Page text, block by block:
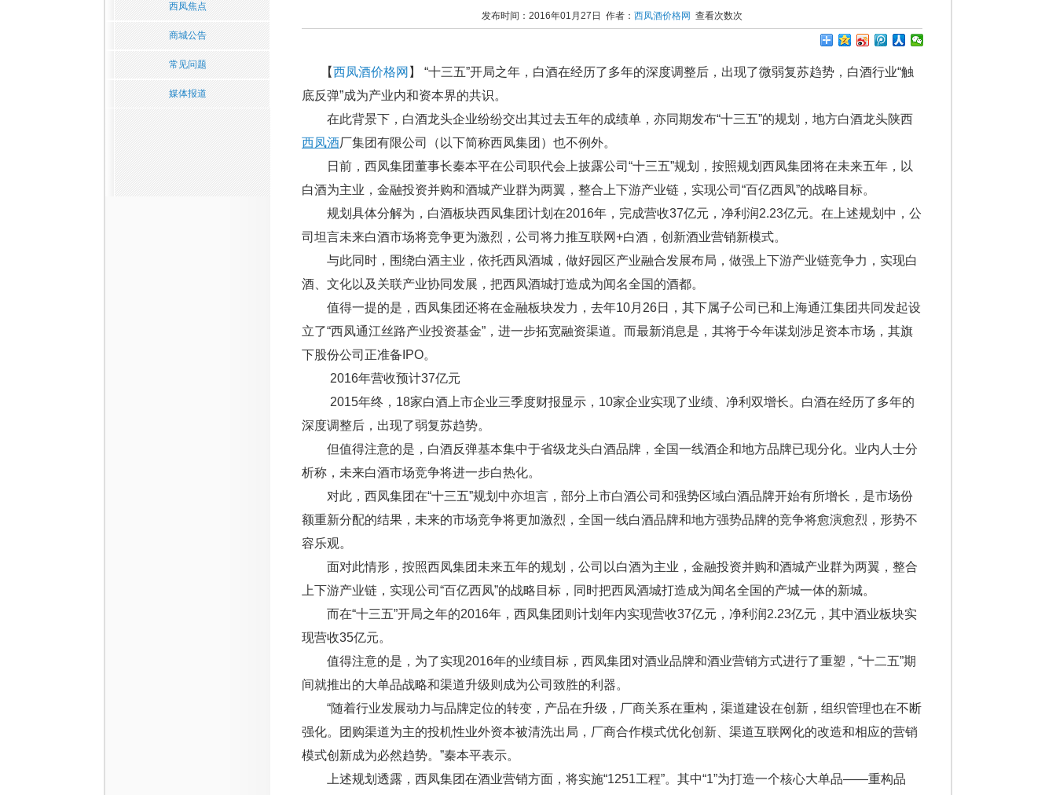
西凤焦点
商城公告
常见问题
媒体报道
发布时间：2016年01月27日 作者： 西凤酒价格网 查看次数次
【西凤酒价格网 】 “十三五”开局之年，白酒在经历了多年的深度调整后，出现了微弱复苏趋势，白酒行业“触
底反弹”成为产业内和资本界的共识。
在此背景下，白酒龙头企业纷纷交出其过去五年的成绩单，亦同期发布“十三五”的规划，地方白酒龙头陕西
西凤酒厂集团有限公司（以下简称西凤集团）也不例外。
日前，西凤集团董事长秦本平在公司职代会上披露公司“十三五”规划，按照规划西凤集团将在未来五年，以
白酒为主业，金融投资并购和酒城产业群为两翼，整合上下游产业链，实现公司“百亿西凤”的战略目标。
规划具体分解为，白酒板块西凤集团计划在2016年，完成营收37亿元，净利润2.23亿元。在上述规划中，公
司坦言未来白酒市场将竞争更为激烈，公司将力推互联网+白酒，创新酒业营销新模式。
与此同时，围绕白酒主业，依托西凤酒城，做好园区产业融合发展布局，做强上下游产业链竞争力，实现白
酒、文化以及关联产业协同发展，把西凤酒城打造成为闻名全国的酒都。
值得一提的是，西凤集团还将在金融板块发力，去年10月26日，其下属子公司已和上海通江集团共同发起设
立了“西凤通江丝路产业投资基金”，进一步拓宽融资渠道。而最新消息是，其将于今年谋划涉足资本市场，其旗
下股份公司正准备IPO。
2016年营收预计37亿元
2015年终，18家白酒上市企业三季度财报显示，10家企业实现了业绩、净利双增长。白酒在经历了多年的
深度调整后，出现了弱复苏趋势。
但值得注意的是，白酒反弹基本集中于省级龙头白酒品牌，全国一线酒企和地方品牌已现分化。业内人士分
析称，未来白酒市场竞争将进一步白热化。
对此，西凤集团在“十三五”规划中亦坦言，部分上市白酒公司和强势区域白酒品牌开始有所增长，是市场份
额重新分配的结果，未来的市场竞争将更加激烈，全国一线白酒品牌和地方强势品牌的竞争将愈演愈烈，形势不
容乐观。
面对此情形，按照西凤集团未来五年的规划，公司以白酒为主业，金融投资并购和酒城产业群为两翼，整合
上下游产业链，实现公司“百亿西凤”的战略目标，同时把西凤酒城打造成为闻名全国的产城一体的新城。
而在“十三五”开局之年的2016年，西凤集团则计划年内实现营收37亿元，净利润2.23亿元，其中酒业板块实
现营收35亿元。
值得注意的是，为了实现2016年的业绩目标，西凤集团对酒业品牌和酒业营销方式进行了重塑，“十二五”期
间就推出的大单品战略和渠道升级则成为公司致胜的利器。
“随着行业发展动力与品牌定位的转变，产品在升级，厂商关系在重构，渠道建设在创新，组织管理也在不断
强化。团购渠道为主的投机性业外资本被清洗出局，厂商合作模式优化创新、渠道互联网化的改造和相应的营销
模式创新成为必然趋势。”秦本平表示。
上述规划透露，西凤集团在酒业营销方面，将实施“1251工程”。其中“1”为打造一个核心大单品——重构品